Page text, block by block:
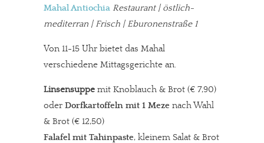
Mahal Antiochia Restaurant | östlich-
mediterran | Frisch | Eburonenstraße 1
Von 11-15 Uhr bietet das Mahal
verschiedene Mittagsgerichte an.
Linsensuppe mit Knoblauch & Brot (€ 7,90)
oder Dorfkartoffeln mit 1 Meze nach Wahl
& Brot (€ 12,50)
Falafel mit Tahinpaste, kleinem Salat & Brot